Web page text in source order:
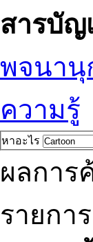
สารบัญ
พจนานุ
ความรู้
หาอะไร
ผลการ
รายการ